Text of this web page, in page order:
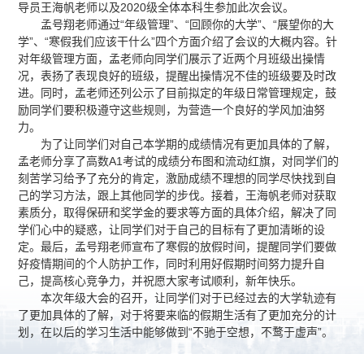
导员王海帆老师以及2020级全体本科生参加此次会议。
孟号翔老师通过“年级管理”、“回顾你的大学”、“展望你的大
学”、“寒假我们应该干什么”四个方面介绍了会议的大概内容。针
对年级管理方面，孟老师向同学们展示了近两个月班级出操情
况，表扬了表现良好的班级，提醒出操情况不佳的班级要及时改
进。同时，孟老师还列公示了目前拟定的年级日常管理规定，鼓
励同学们要积极遵守这些规则，为营造一个良好的学风加油努
力。
为了让同学们对自己本学期的成绩情况有更加具体的了解，
孟老师分享了高数A1考试的成绩分布图和流动红旗，对同学们的
刻苦学习给予了充分的肯定，激励成绩不理想的同学尽快找到自
己的学习方法，跟上其他同学的步伐。接着，王海帆老师对获取
素质分，取得保研和奖学金的要求等方面的具体介绍，解决了同
学们心中的疑惑，让同学们对于自己的目标有了更加清晰的设
定。最后，孟号翔老师宣布了寒假的放假时间，提醒同学们要做
好疫情期间的个人防护工作，同时利用好假期时间努力提升自
己，提高核心竞争力，并祝愿大家考试顺利，新年快乐。
本次年级大会的召开，让同学们对于已经过去的大学轨迹有
了更加具体的了解，对于将要来临的假期生活有了更加充分的计
划，在以后的学习生活中能够做到“不驰于空想，不鹜于虚声”。